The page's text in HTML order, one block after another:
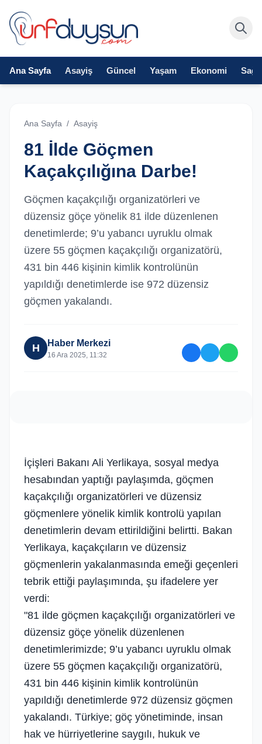
Ana Sayfa Asayiş Güncel Yaşam Ekonomi
Ana Sayfa / Asayiş
81 İlde Göçmen
Kaçakçılığına Darbe!
Göçmen kaçakçılığı organizatörleri ve
düzensiz göçe yönelik 81 ilde düzenlenen
denetimlerde; 9’u yabancı uyruklu olmak
üzere 55 göçmen kaçakçılığı organizatörü,
431 bin 446 kişinin kimlik kontrolünün
yapıldığı denetimlerde ise 972 düzensiz
göçmen yakalandı.
H Haber Merkezi
16 Ara 2025, 11:32
İçişleri Bakanı Ali Yerlikaya, sosyal medya
hesabından yaptığı paylaşımda, göçmen
kaçakçılığı organizatörleri ve düzensiz
göçmenlere yönelik kimlik kontrolü yapılan
denetimlerin devam ettirildiğini belirtti. Bakan
Yerlikaya, kaçakçıların ve düzensiz
göçmenlerin yakalanmasında emeği geçenleri
tebrik ettiği paylaşımında, şu ifadelere yer
verdi:
"81 ilde göçmen kaçakçılığı organizatörleri ve
düzensiz göçe yönelik düzenlenen
denetimlerimizde; 9’u yabancı uyruklu olmak
üzere 55 göçmen kaçakçılığı organizatörü,
431 bin 446 kişinin kimlik kontrolünün
yapıldığı denetimlerde 972 düzensiz göçmen
yakalandı. Türkiye; göç yönetiminde, insan
hak ve hürriyetlerine saygılı, hukuk ve